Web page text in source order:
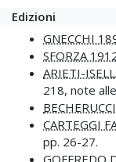
Edizioni
GNECCHI
SFORZA
ARIETI-
218, note
CARTEGGI
pp. 26-27.